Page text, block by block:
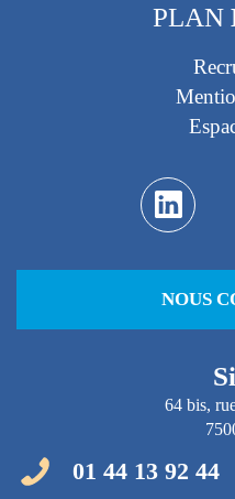
PLAN
NOUS
64 bis,
01 44 13 92 44